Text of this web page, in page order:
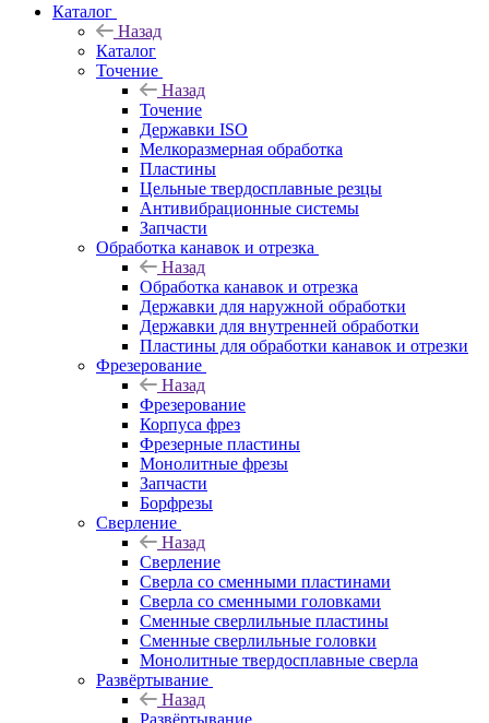
Каталог
Назад
Каталог
Точение
Назад
Точение
Державки ISO
Мелкоразмерная обработка
Пластины
Цельные твердосплавные резцы
Антивибрационные системы
Запчасти
Обработка канавок и отрезка
Назад
Обработка канавок и отрезка
Державки для наружной обработки
Державки для внутренней обработки
Пластины для обработки канавок и отрезки
Фрезерование
Назад
Фрезерование
Корпуса фрез
Фрезерные пластины
Монолитные фрезы
Запчасти
Борфрезы
Сверление
Назад
Сверление
Сверла со сменными пластинами
Сверла со сменными головками
Сменные сверлильные пластины
Сменные сверлильные головки
Монолитные твердосплавные сверла
Развёртывание
Назад
Развёртывание